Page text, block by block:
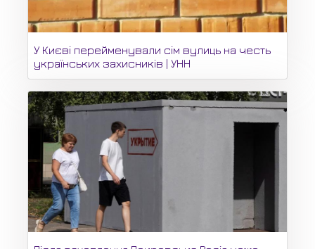
У Києві перейменували сім вулиць на честь
українських захисників | УНН